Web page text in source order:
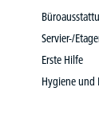
Servier-/
Erste Hilfe
Hygiene und